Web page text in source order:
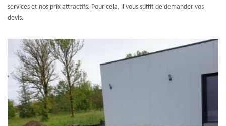
services et nos prix attractifs. Pour cela, il vous suffit de demander vos
devis.